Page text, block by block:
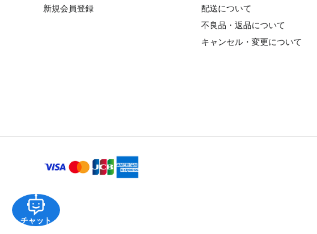
チャット
新規会員登録
配送について
不良品・返品について
キャンセル・変更について